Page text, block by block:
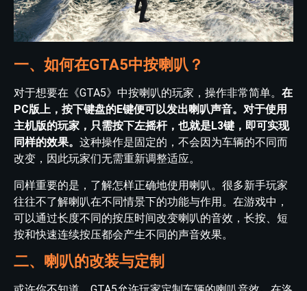
一、如何在GTA5中按喇叭？
对于想要在《GTA5》中按喇叭的玩家，操作非常简单。 在
PC版上，按下键盘的E键便可以发出喇叭声音。对于使用
主机版的玩家，只需按下左摇杆，也就是L3键，即可实现
同样的效果。 这种操作是固定的，不会因为车辆的不同而
改变，因此玩家们无需重新调整适应。
同样重要的是，了解怎样正确地使用喇叭。很多新手玩家
往往不了解喇叭在不同情景下的功能与作用。在游戏中，
可以通过长度不同的按压时间改变喇叭的音效，长按、短
按和快速连续按压都会产生不同的声音效果。
二、喇叭的改装与定制